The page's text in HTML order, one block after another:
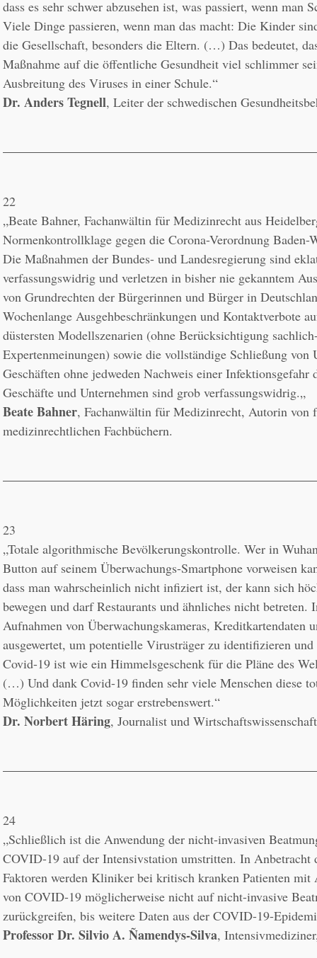
dass es sehr schwer abzusehen ist, was passiert, wenn man
Viele Dinge passieren, wenn man das macht: Die Kinder
die Gesellschaft, besonders die Eltern. (…) Das bedeutet,
Maßnahme auf die öffentliche Gesundheit viel schlimmer
Dr. Anders Tegnell, Leiter der schwedischen
22
„Beate Bahner, Fachanwältin für Medizinrecht aus
Normenkontrollklage gegen die Corona-Verordnung Baden-
Die Maßnahmen der Bundes- und Landesregierung sind
verfassungswidrig und verletzen in bisher nie gekanntem
von Grundrechten der Bürgerinnen und Bürger in
Wochenlange Ausgehbeschränkungen und Kontaktverbote
düstersten Modellszenarien (ohne Berücksichtigung
Expertenmeinungen) sowie die vollständige Schließung von
Geschäften ohne jedweden Nachweis einer Infektionsgefahr
Beate Bahner, Fachanwältin für Medizinrecht, Autorin von
medizinrechtlichen Fachbüchern.
23
„Totale algorithmische Bevölkerungskontrolle. Wer in
Button auf seinem Überwachungs-Smartphone vorweisen
dass man wahrscheinlich nicht infiziert ist, der kann sich
bewegen und darf Restaurants und ähnliches nicht betreten.
Aufnahmen von Überwachungskameras, Kreditkartendaten
ausgewertet, um potentielle Virusträger zu identifizieren
Covid-19 ist wie ein Himmelsgeschenk für die Pläne des
(…) Und dank Covid-19 finden sehr viele Menschen diese
Dr. Norbert Häring, Journalist und
24
„Schließlich ist die Anwendung der nicht-invasiven
COVID-19 auf der Intensivstation umstritten. In Anbetracht
Faktoren werden Kliniker bei kritisch kranken Patienten mit
von COVID-19 möglicherweise nicht auf nicht-invasive
Professor Dr. Silvio A. Ñamendys-Silva,